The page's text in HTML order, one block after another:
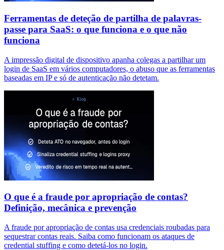
Ferramentas de deteção de partilha de palavras-
passe para SaaS: o que funciona e o que não
funciona
A impressão digital de dispositivo apanha colegas a partilhar um
login de SaaS em vários computadores, o abuso que as ferramentas
baseadas em IP e só de autenticação não detetam.
O que é a fraude por apropriação de contas?
Definição, mecânica e prevenção
A fraude por apropriação de contas usa credenciais roubadas para
sequestrar contas reais. Saiba como funcionam os ataques de
credential stuffing e como detetá-los no login.